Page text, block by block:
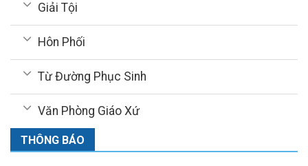
Giải Tội
Hôn Phối
Từ Đường Phục Sinh
Văn Phòng Giáo Xứ
THÔNG BÁO